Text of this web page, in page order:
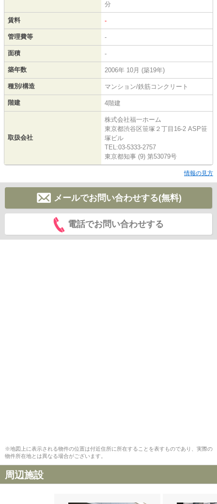
分
賃料 -
管理費等 -
面積 -
築年数 2006年 10月 (築19年)
種別/構造 マンション/鉄筋コンクリート
階建 4階建
取扱会社
株式会社福一ホーム
東京都渋谷区笹塚２丁目16-2 ASP笹
塚ビル
TEL:03-5333-2757
東京都知事 (9) 第53079号
情報の見方
メールでお問い合わせする(無料)
電話でお問い合わせする
※地図上に表示される物件の位置は付近住所に所在することを表すものであり、実際の
物件所在地とは異なる場合がございます。
周辺施設